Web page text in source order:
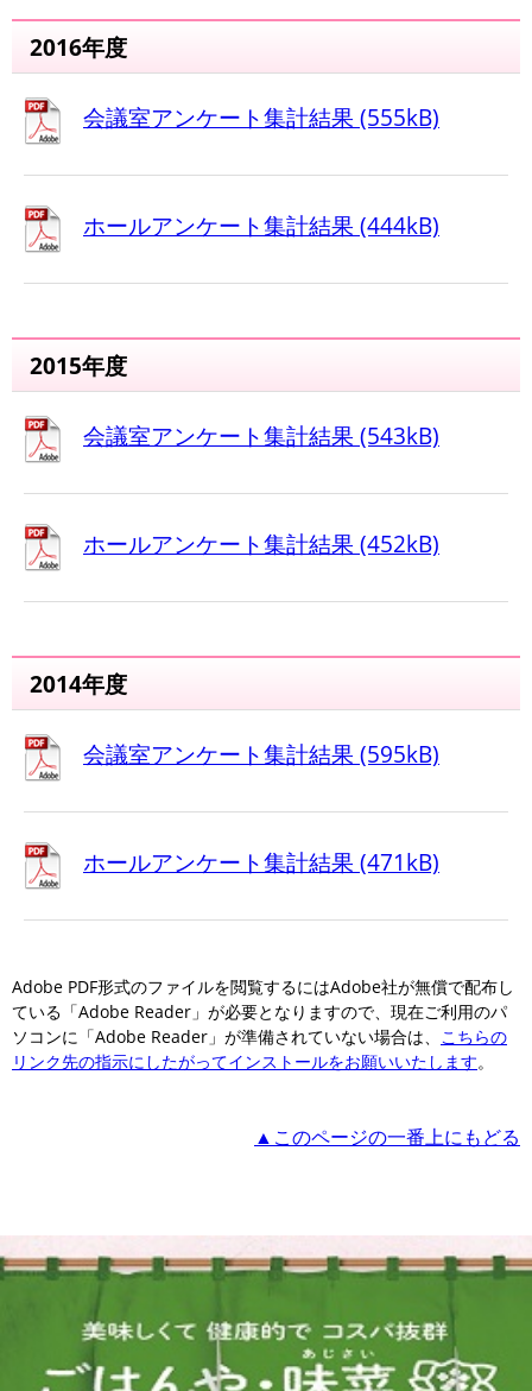
2016年度
会議室アンケート集計結果 (555kB)
ホールアンケート集計結果 (444kB)
2015年度
会議室アンケート集計結果 (543kB)
ホールアンケート集計結果 (452kB)
2014年度
会議室アンケート集計結果 (595kB)
ホールアンケート集計結果 (471kB)
Adobe PDF形式のファイルを閲覧するにはAdobe社が無償で配布し
ている「Adobe Reader」が必要となりますので、現在ご利用のパ
ソコンに「Adobe Reader」が準備されていない場合は、
こちらの
リンク先の指示にしたがってインストールをお願いいたします。
▲このページの一番上にもどる